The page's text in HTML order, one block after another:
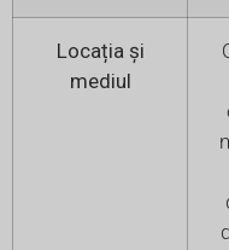
Locația și
mediul